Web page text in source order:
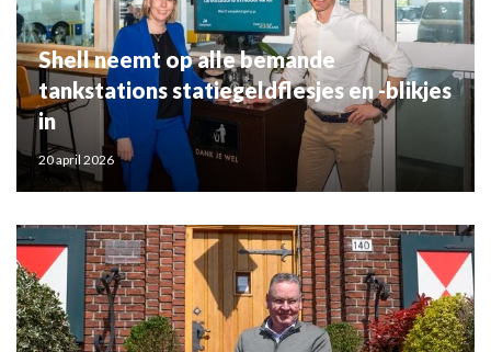
Shell neemt op alle bemande
tankstations statiegeldflesjes en -blikjes
in
20 april 2026